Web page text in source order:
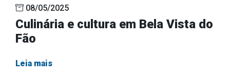
Outros
Downloads
Contato
08/05/2025
Culinária e cultura em Bela Vista do
Fão
Leia mais